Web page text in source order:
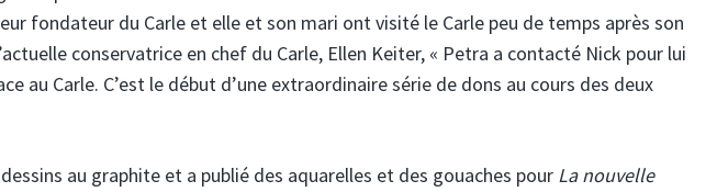
fondateur du Carle et elle et son mari ont visité le Carle peu de temps après son
conservatrice en chef du Carle, Ellen Keiter, « Petra a contacté Nick pour lui
au Carle. C’est le début d’une extraordinaire série de dons au cours des deux
au graphite et a publié des aquarelles et des gouaches pour La nouvelle